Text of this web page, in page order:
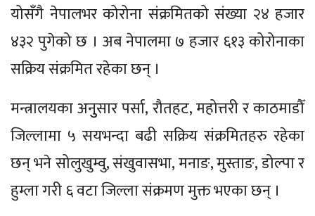
योसँगै नेपालभर कोरोना संक्रमितको संख्या २४ हजार
४३२ पुगेको छ । अब नेपालमा ७ हजार ६१३ कोरोनाका
सक्रिय संक्रमित रहेका छन् ।
मन्त्रालयका अनुुसार पर्सा, रौतहट, महोत्तरी र काठमाडौँ
जिल्लामा ५ सयभन्दा बढी सक्रिय संक्रमितहरु रहेका
छन् भने सोलुखुम्वु, संखुवासभा, मनाङ, मुस्ताङ, डोल्पा र
हुम्ला गरी ६ वटा जिल्ला संक्रमण मुक्त भएका छन् ।